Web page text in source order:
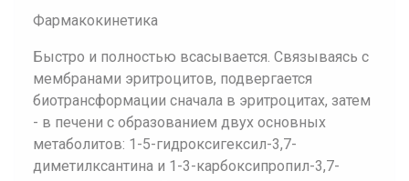
Фармакокинетика
Быстро и полностью всасывается. Связываясь с
мембранами эритроцитов, подвергается
биотрансформации сначала в эритроцитах, затем
- в печени с образованием двух основных
метаболитов: 1-5-гидроксигексил-3,7-
диметилксантина и 1-3-карбоксипропил-3,7-